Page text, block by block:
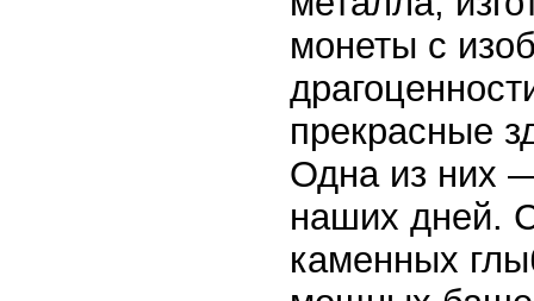
монеты с
прекрасные
Одна из них
наших дней.
каменных